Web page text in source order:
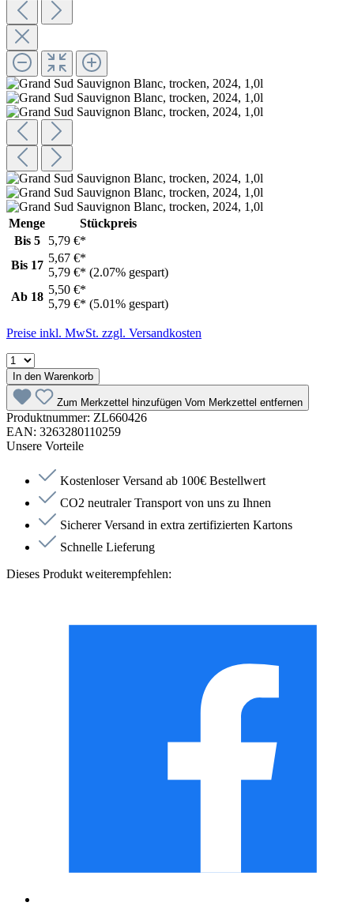
Menge
Stückpreis
Bis 5
5,79 €*
Bis 17
5,67 €*
5,79 €* (2.07% gespart)
Ab 18
5,50 €*
5,79 €* (5.01% gespart)
Preise inkl. MwSt. zzgl. Versandkosten
In den Warenkorb
Zum Merkzettel hinzufügen Vom Merkzettel entfernen
Produktnummer: ZL660426
EAN: 3263280110259
Unsere Vorteile
Kostenloser Versand ab 100€ Bestellwert
CO2 neutraler Transport von uns zu Ihnen
Sicherer Versand in extra zertifizierten Kartons
Schnelle Lieferung
Dieses Produkt weiterempfehlen: